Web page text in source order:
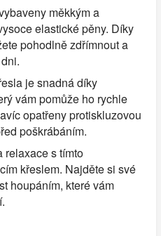
měkkým a
elastické pěny. Díky
pohodlně zdřímnout a
je snadná díky
vám pomůže ho rychle
opatřeny protiskluzovou
poškrábáním.
relaxace s tímto
křeslem. Najděte si své
houpáním, které vám